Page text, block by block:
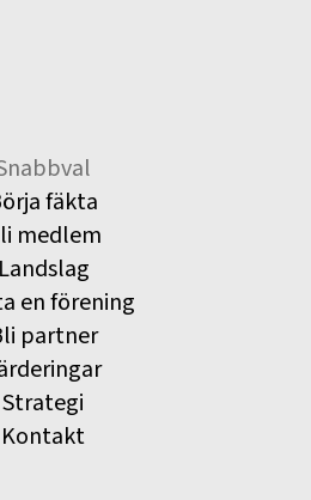
fäkta
medlem
Landslag
en förening
partner
Strategi
Kontakt